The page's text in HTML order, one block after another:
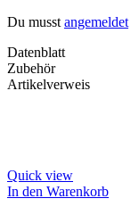
Du musst angemeldet
Datenblatt
Zubehör
Artikelverweis
Quick view
In den Warenkorb